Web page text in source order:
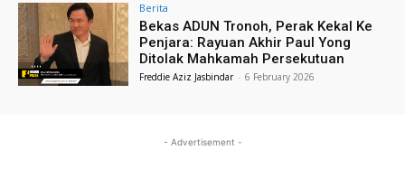
Berita
Bekas ADUN Tronoh, Perak Kekal Ke
Penjara: Rayuan Akhir Paul Yong
Ditolak Mahkamah Persekutuan
Freddie Aziz Jasbindar - 6 February 2026
- Advertisement -